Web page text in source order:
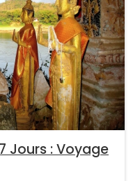
Jours : Voyage